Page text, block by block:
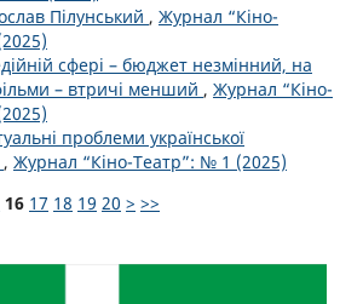
Пілунський , Журнал “Кіно-
сфері – бюджет незмінний, на
– втричі менший , Журнал “Кіно-
проблеми української
, Журнал “Кіно-Театр”: № 1 (2025)
16 17 18 19 20 > >>